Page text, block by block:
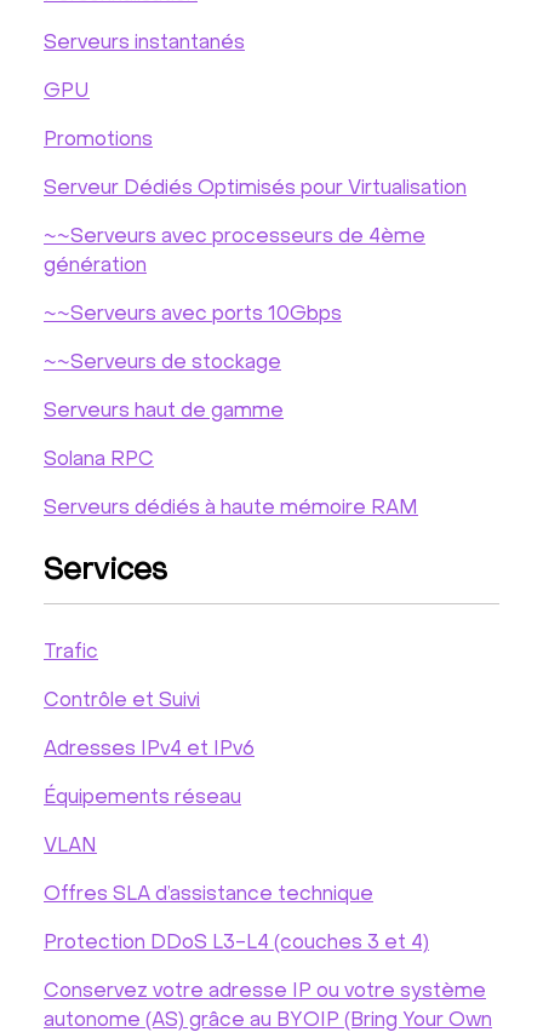
Serveurs instantanés
GPU
Promotions
Serveur Dédiés Optimisés pour Virtualisation
~~Serveurs avec processeurs de 4ème
génération
~~Serveurs avec ports 10Gbps
~~Serveurs de stockage
Serveurs haut de gamme
Solana RPC
Serveurs dédiés à haute mémoire RAM
Services
Trafic
Contrôle et Suivi
Adresses IPv4 et IPv6
Équipements réseau
VLAN
Offres SLA d’assistance technique
Protection DDoS L3-L4 (couches 3 et 4)
Conservez votre adresse IP ou votre système
autonome (AS) grâce au BYOIP (Bring Your Own